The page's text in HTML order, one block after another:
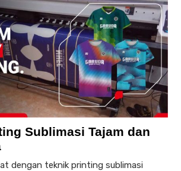
Sublimasi Tajam dan
dengan teknik printing sublimasi